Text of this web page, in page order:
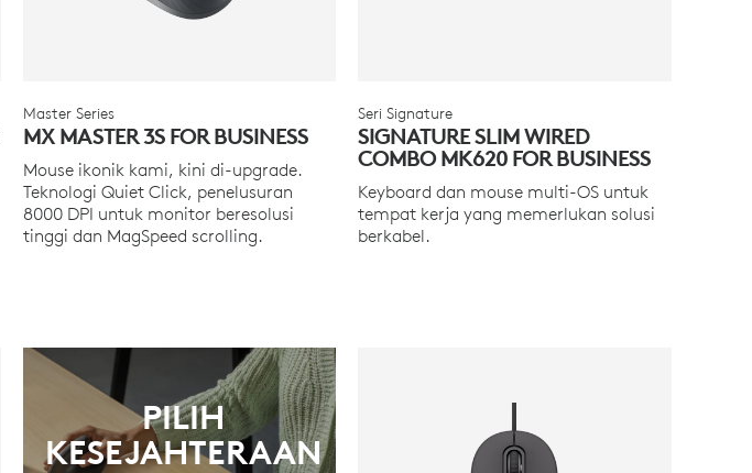
Master Series
MX MASTER 3S FOR BUSINESS
Mouse ikonik kami, kini di-upgrade.
Teknologi Quiet Click, penelusuran
8000 DPI untuk monitor beresolusi
tinggi dan MagSpeed scrolling.
Seri Signature
SIGNATURE SLIM WIRED
COMBO MK620 FOR BUSINESS
Keyboard dan mouse multi-OS untuk
tempat kerja yang memerlukan solusi
berkabel.
PILIH
KESEJAHTERAAN